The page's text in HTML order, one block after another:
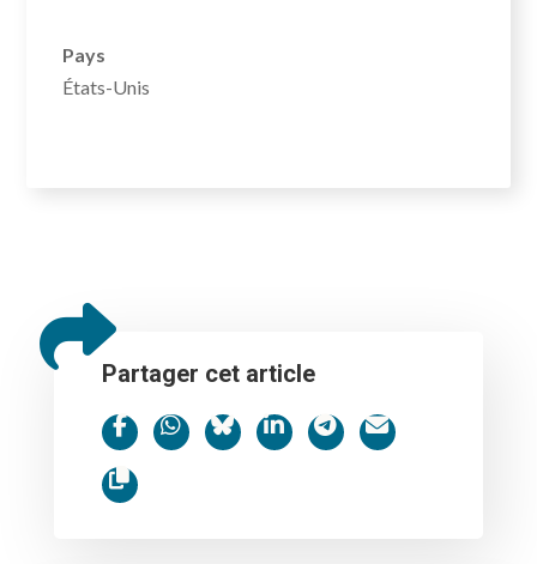
Pays
États-Unis
Partager cet article